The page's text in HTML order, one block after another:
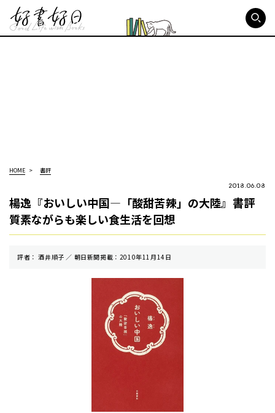
HOME 書評
2018.06.08
楊逸『おいしい中国―「酸甜苦辣」の大陸』書評
質素ながらも楽しい食生活を回想
評者： 酒井順子 ／ 朝⽇新聞掲載：2010年11月14日